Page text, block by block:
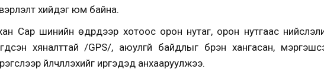
хийдэг юм байна.
Сар шинийн өдрүүдээр хотоос орон нутаг, орон нутгаас
хяналттай /GPS/, аюулгүй байдлыг бүрэн хангасан,
үйлчлүүлэхийг иргэдэд анхааруулжээ.